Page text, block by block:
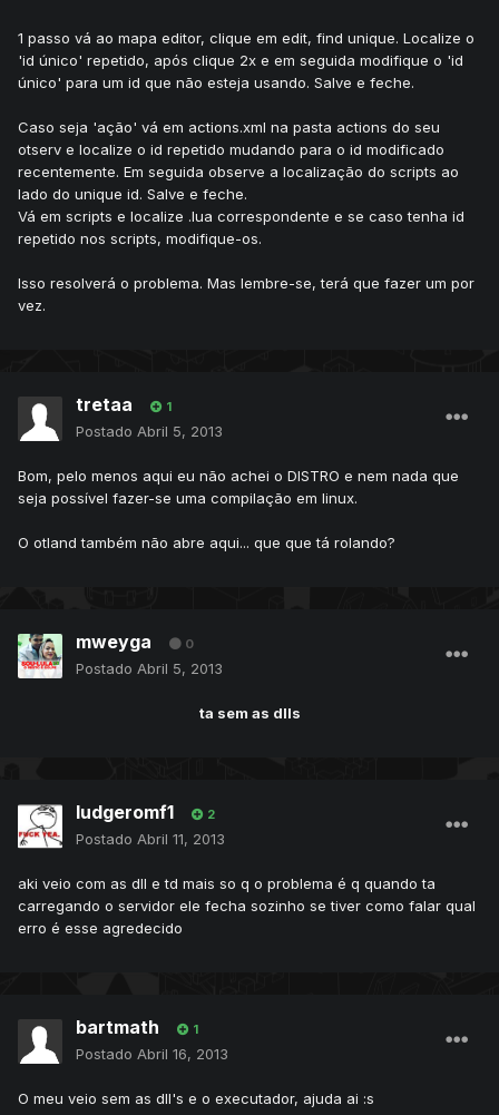
1 passo vá ao mapa editor, clique em edit, find unique. Localize o
'id único' repetido, após clique 2x e em seguida modifique o 'id
único' para um id que não esteja usando. Salve e feche.
Caso seja 'ação' vá em actions.xml na pasta actions do seu
otserv e localize o id repetido mudando para o id modificado
recentemente. Em seguida observe a localização do scripts ao
lado do unique id. Salve e feche.
Vá em scripts e localize .lua correspondente e se caso tenha id
repetido nos scripts, modifique-os.
Isso resolverá o problema. Mas lembre-se, terá que fazer um por
vez.
tretaa 1
Postado Abril 5, 2013
Bom, pelo menos aqui eu não achei o DISTRO e nem nada que
seja possível fazer-se uma compilação em linux.
O otland também não abre aqui... que que tá rolando?
mweyga 0
Postado Abril 5, 2013
ta sem as dlls
ludgeromf1 2
Postado Abril 11, 2013
aki veio com as dll e td mais so q o problema é q quando ta
carregando o servidor ele fecha sozinho se tiver como falar qual
erro é esse agredecido
bartmath 1
Postado Abril 16, 2013
O meu veio sem as dll's e o executador, ajuda ai :s